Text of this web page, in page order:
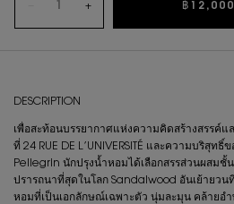
+ ฿12,000
DESCRIPTION
เพื่อสะท้อนบรรยากาศแห่งความคิดสร้างสรรค์แ
ที่ 24 RUE DE L’UNIVERSITÉ และความบริสุท
Pellegrin นักปรุงน้ำหอมได้เลือกสรรส่วนผสมชั้
ปรารถนาที่สุดในโลก Sandalwood อันเย้ายว
หอมที่เป็นเอกลักษณ์เฉพาะตัว นุ่มละมุน คล้ายอ